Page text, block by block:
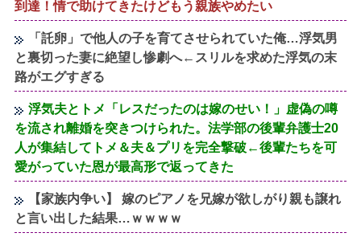
到達！情で助けてきたけどもう親族やめたい
「託卵」で他人の子を育てさせられていた俺…浮気男
と裏切った妻に絶望し惨劇へ←スリルを求めた浮気の末
路がエグすぎる
浮気夫とトメ「レスだったのは嫁のせい！」虚偽の噂
を流され離婚を突きつけられた。法学部の後輩弁護士20
人が集結してトメ＆夫＆プリを完全撃破←後輩たちを可
愛がっていた恩が最高形で返ってきた
【家族内争い】 嫁のピアノを兄嫁が欲しがり親も譲れ
と言い出した結果…ｗｗｗｗ